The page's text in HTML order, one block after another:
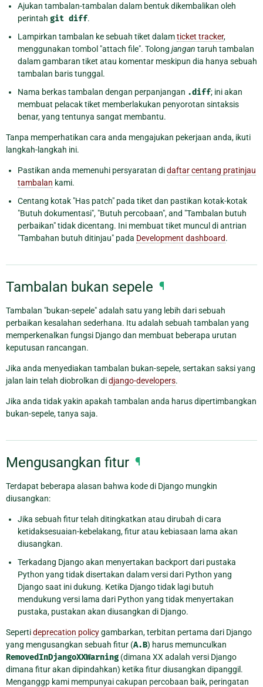
Ajukan tambalan-tambalan dalam bentuk dikembalikan oleh
perintah git diff.
Lampirkan tambalan ke sebuah tiket dalamticket tracker,
menggunakan tombol "attach file". Tolong jangan taruh tambalan
dalam gambaran tiket atau komentar meskipun dia hanya sebuah
tambalan baris tunggal.
Nama berkas tambalan dengan perpanjangan .diff; ini akan
membuat pelacak tiket memberlakukan penyorotan sintaksis
benar, yang tentunya sangat membantu.
Tanpa memperhatikan cara anda mengajukan pekerjaan anda, ikuti
langkah-langkah ini.
Pastikan anda memenuhi persyaratan didaftar centang pratinjau
tambalan kami.
Centang kotak "Has patch" pada tiket dan pastikan kotak-kotak
"Butuh dokumentasi", "Butuh percobaan", and "Tambalan butuh
perbaikan" tidak dicentang. Ini membuat tiket muncul di antrian
"Tambahan butuh ditinjau" pada Development dashboard.
Tambalan bukan sepele ¶
Tambalan "bukan-sepele" adalah satu yang lebih dari sebuah
perbaikan kesalahan sederhana. Itu adalah sebuah tambalan yang
memperkenalkan fungsi Django dan membuat beberapa urutan
keputusan rancangan.
Jika anda menyediakan tambalan bukan-sepele, sertakan saksi yang
jalan lain telah diobrolkan didjango-developers.
Jika anda tidak yakin apakah tambalan anda harus dipertimbangkan
bukan-sepele, tanya saja.
Mengusangkan fitur ¶
Terdapat beberapa alasan bahwa kode di Django mungkin
diusangkan:
Jika sebuah fitur telah ditingkatkan atau dirubah di cara
ketidaksesuaian-kebelakang, fitur atau kebiasaan lama akan
diusangkan.
Terkadang Django akan menyertakan backport dari pustaka
Python yang tidak disertakan dalam versi dari Python yang
Django saat ini dukung. Ketika Django tidak lagi butuh
mendukung versi lama dari Python yang tidak menyertakan
pustaka, pustakan akan diusangkan di Django.
Sepertideprecation policygambarkan, terbitan pertama dari Django
yang mengusangkan sebuah fitur (A.B) harus memunculkan
RemovedInDjangoXXWarning (dimana XX adalah versi Django
dimana fitur akan dipindahkan) ketika fitur diusangkan dipanggil.
Menganggp kami mempunyai cakupan percobaan baik, peringatan